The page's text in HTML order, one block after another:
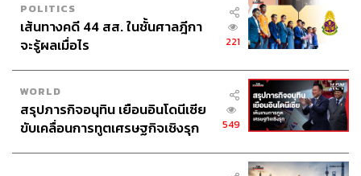
POLITICS
เส้นทางคดี 44 สส. ในชั้นศาลฎีกา
จะรู้ผลเมื่อไร
221
WORLD
สรุปภารกิจอนุทิน เยือนอินโดนีเซีย
ขับเคลื่อนการทูตเศรษฐกิจเชิงรุก
549